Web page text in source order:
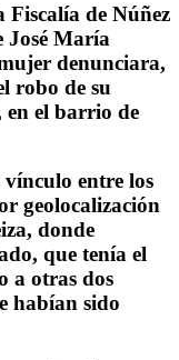
de Núñez
José María
denunciara,
robo de su
en el barrio de
vínculo entre los
geolocalización
donde
que tenía el
a otras dos
habían sido